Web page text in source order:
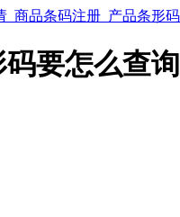
要怎么查询